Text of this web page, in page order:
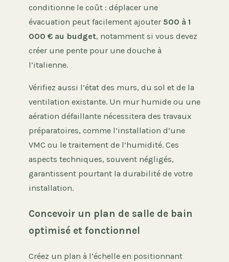
conditionne le coût : déplacer une
évacuation peut facilement ajouter 500 à 1
000 € au budget, notamment si vous devez
créer une pente pour une douche à
l’italienne.
Vérifiez aussi l’état des murs, du sol et de la
ventilation existante. Un mur humide ou une
aération défaillante nécessitera des travaux
préparatoires, comme l’installation d’une
VMC ou le traitement de l’humidité. Ces
aspects techniques, souvent négligés,
garantissent pourtant la durabilité de votre
installation.
Concevoir un plan de salle de bain
optimisé et fonctionnel
Créez un plan à l’échelle en positionnant